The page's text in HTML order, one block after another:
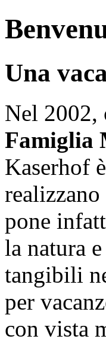
Una
Nel 2002,
Famiglia
Kaserhof
pone
la natura
tangibili
per
con vista